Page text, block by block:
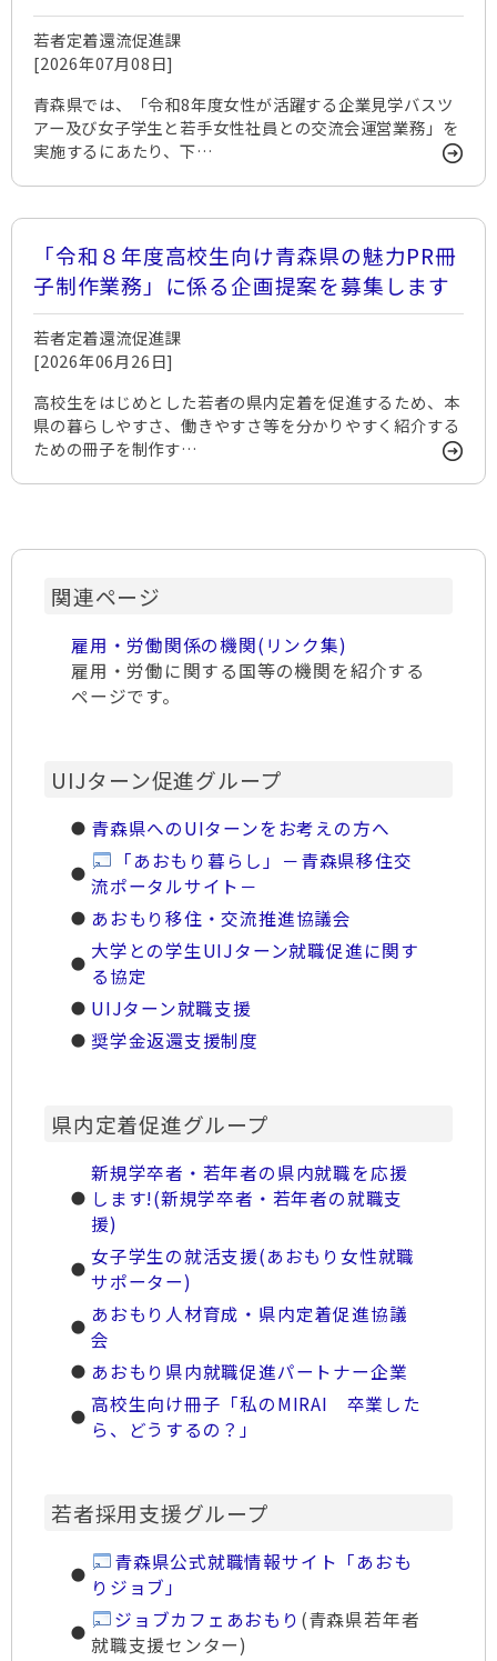
会運営業務」に係る企画提案を募集します
若者定着還流促進課
[2026年07月08日]
青森県では、「令和8年度女性が活躍する企業見学バスツ
アー及び女子学生と若手女性社員との交流会運営業務」を
実施するにあたり、下…
「令和８年度高校生向け青森県の魅力PR冊
子制作業務」に係る企画提案を募集します
若者定着還流促進課
[2026年06月26日]
高校生をはじめとした若者の県内定着を促進するため、本
県の暮らしやすさ、働きやすさ等を分かりやすく紹介する
ための冊子を制作す…
関連ページ
雇用・労働関係の機関(リンク集)
雇用・労働に関する国等の機関を紹介する
ページです。
UIJターン促進グループ
青森県へのUIターンをお考えの方へ
「あおもり暮らし」－青森県移住交
流ポータルサイト－
あおもり移住・交流推進協議会
大学との学生UIJターン就職促進に関す
る協定
UIJターン就職支援
奨学金返還支援制度
県内定着促進グループ
新規学卒者・若年者の県内就職を応援
します!(新規学卒者・若年者の就職支
援)
女子学生の就活支援(あおもり女性就職
サポーター)
あおもり人材育成・県内定着促進協議
会
あおもり県内就職促進パートナー企業
高校生向け冊子「私のMIRAI 卒業した
ら、どうするの？」
若者採用支援グループ
青森県公式就職情報サイト「あおも
りジョブ」
ジョブカフェあおもり (青森県若年者
就職支援センター)